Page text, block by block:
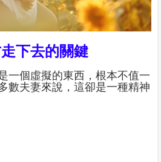
下去的關鍵
一個虛擬的東西，根本不值一
數夫妻來說，這卻是一種精神